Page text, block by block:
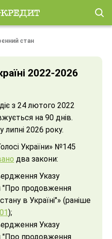
стан
2022-2026
з 24 лютого 2022
на 90 днів.
липні 2026 року.
України» №145
два закони:
Указу
"Про продовження
в Україні"» (раніше
);
Указу
"Про продовження